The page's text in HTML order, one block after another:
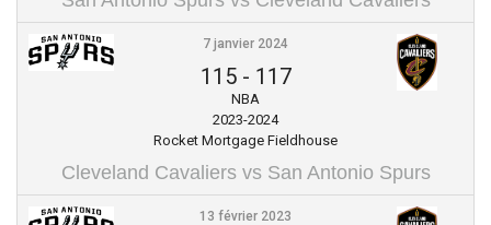
7 janvier 2024
115- 117
NBA
2023-2024
Rocket Mortgage Fieldhouse
Cleveland Cavaliers vs San Antonio Spurs
13 février 2023